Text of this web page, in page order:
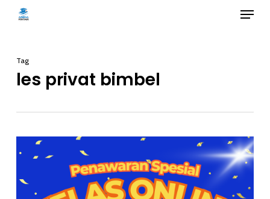
Skip
content
Menu
Tag
les privat bimbel